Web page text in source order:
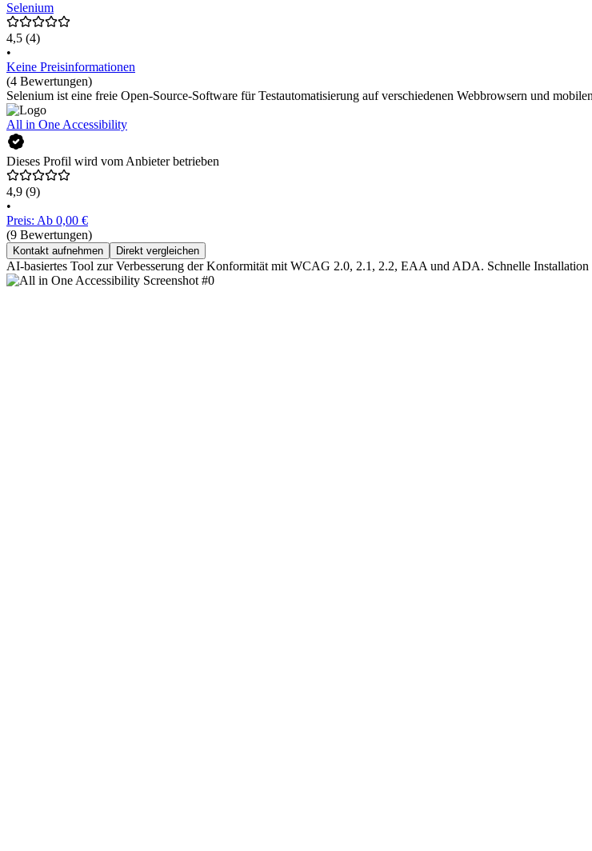
Selenium
4,5 (4)
•
Keine Preisinformationen
(4 Bewertungen)
Selenium ist eine freie Open-Source-Software für Testautomatisierung auf verschiedenen Webbrowsern und
All in One Accessibility
Dieses Profil wird vom Anbieter betrieben
4,9 (9)
•
Preis: Ab 0,00 €
(9 Bewertungen)
Kontakt aufnehmen Direkt vergleichen
AI-basiertes Tool zur Verbesserung der Konformität mit WCAG 2.0, 2.1, 2.2, EAA und ADA. Schnelle